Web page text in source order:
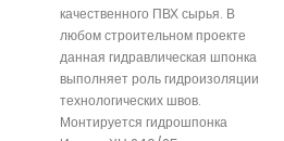
качественного ПВХ сырья. В
любом строительном проекте
данная гидравлическая шпонка
выполняет роль гидроизоляции
технологических швов.
Монтируется гидрошпонка